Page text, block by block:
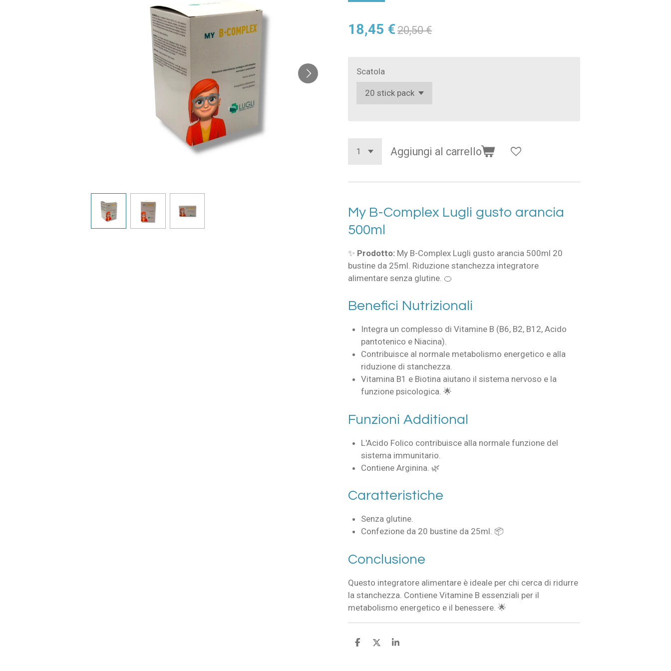
18,45 € 20,50 €
Scatola
Aggiungi al carrello
My B-Complex Lugli gusto arancia
500ml
✨ Prodotto: My B-Complex Lugli gusto arancia 500ml 20
bustine da 25ml. Riduzione stanchezza integratore
alimentare senza glutine. 🍊
Benefici Nutrizionali
Integra un complesso di Vitamine B (B6, B2, B12, Acido
pantotenico e Niacina).
Contribuisce al normale metabolismo energetico e alla
riduzione di stanchezza.
Vitamina B1 e Biotina aiutano il sistema nervoso e la
funzione psicologica. 🌟
Funzioni Additional
L'Acido Folico contribuisce alla normale funzione del
sistema immunitario.
Contiene Arginina. 🌿
Caratteristiche
Senza glutine.
Confezione da 20 bustine da 25ml. 📦
Conclusione
Questo integratore alimentare è ideale per chi cerca di ridurre
la stanchezza. Contiene Vitamine B essenziali per il
metabolismo energetico e il benessere. 🌟
C
C
C